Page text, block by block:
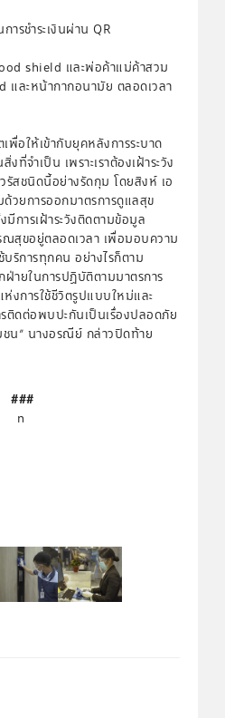
ารชำระเงินผ่าน QR
shield และพ่อค้าแม่ค้าสวม
และหน้ากากอนามัย ตลอดเวลา
พื่อให้เข้ากับยุคหลังการระบาด
ที่จำเป็น เพราะเราต้องเฝ้าระวัง
รัสชนิดนี้อย่างรัดกุม โดยสิงห์ เอ
วยการออกมาตรการดูแลสุข
การเฝ้าระวังติดตามข้อมูล
ณสุขอยู่ตลอดเวลา เพื่อมอบความ
ริการทุกคน อย่างไรก็ตาม
ายในการปฏิบัติตามมาตรการ
งการใช้ชีวิตรูปแบบใหม่และ
ติดต่อพบปะกันเป็นเรื่องปลอดภัย
น” นางอรณีย์ กล่าวปิดท้าย
###
n